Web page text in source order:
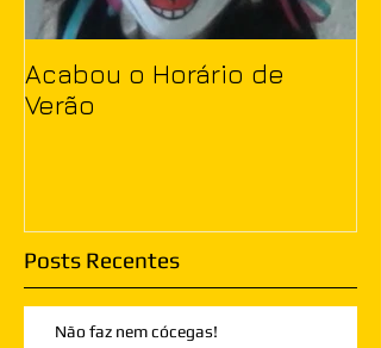
Acabou o Horário de
Verão
Posts Recentes
Não faz nem cócegas!